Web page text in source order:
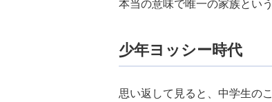
本当の意味で唯一の家族とい
少年ヨッシー時代
思い返して見ると、中学生の